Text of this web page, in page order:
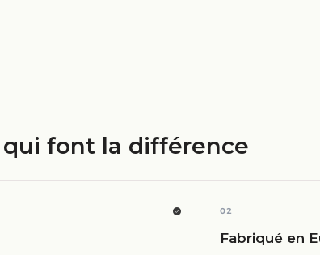
qui font la différence
02
Fabriqué en